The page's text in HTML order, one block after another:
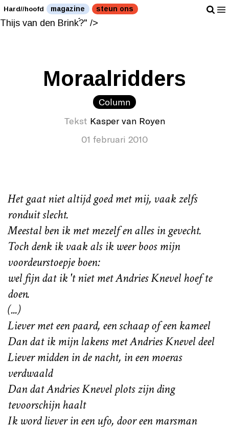
Wie zou je liever doen: Andries Knevel of Thijs van den
Brink?" />Wie zou je liever doen: Andries Knevel of
Thijs van den Brink?" />
Hard//hoofd magazine steun ons
Moraalridders
Column
Tekst Kasper van Royen
01 februari 2010
Het gaat niet altijd goed met mij, vaak zelfs
ronduit slecht.
Meestal ben ik met mezelf en alles in gevecht.
Toch denk ik vaak als ik weer boos mijn
voordeurstoepje boen:
wel fijn dat ik 't niet met Andries Knevel hoef te
doen.
(...)
Liever met een paard, een schaap of een kameel
Dan dat ik mijn lakens met Andries Knevel deel
Liever midden in de nacht, in een moeras
verdwaald
Dan dat Andries Knevel plots zijn ding
tevoorschijn haalt
Ik word liever in een ufo, door een marsman